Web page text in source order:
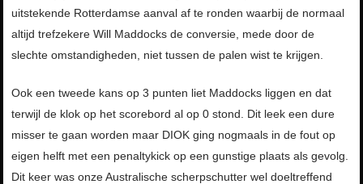
uitstekende Rotterdamse aanval af te ronden waarbij de normaal
altijd trefzekere Will Maddocks de conversie, mede door de
slechte omstandigheden, niet tussen de palen wist te krijgen.
Ook een tweede kans op 3 punten liet Maddocks liggen en dat
terwijl de klok op het scorebord al op 0 stond. Dit leek een dure
misser te gaan worden maar DIOK ging nogmaals in de fout op
eigen helft met een penaltykick op een gunstige plaats als gevolg.
Dit keer was onze Australische scherpschutter wel doeltreffend